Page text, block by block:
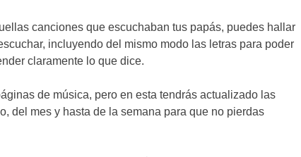
canciones que escuchaban tus papás, puedes hallar
incluyendo del mismo modo las letras para poder
claramente lo que dice.
de música, pero en esta tendrás actualizado las
del mes y hasta de la semana para que no pierdas